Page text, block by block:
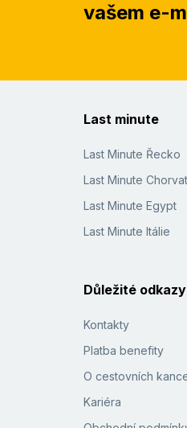
vašem e-
Last minute
Last Minute Řecko
Last Minute
Last Minute Egypt
Last Minute Itálie
Důležité odkazy
Kontakty
Platba benefity
O cestovních
Kariéra